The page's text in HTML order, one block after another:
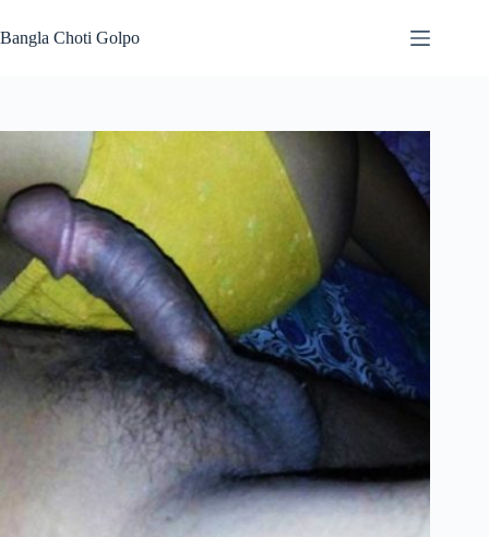
to
content
Bangla Choti Golpo